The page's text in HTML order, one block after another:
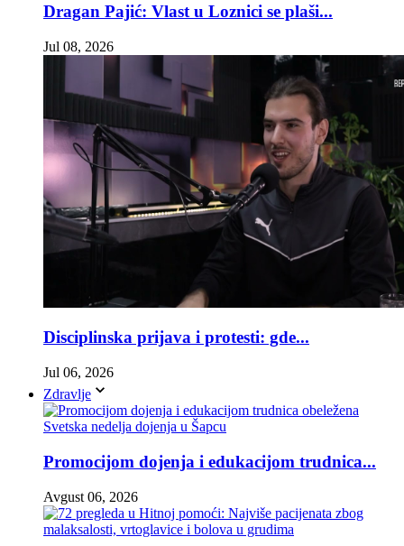
Dragan Pajić: Vlast u Loznici se plaši...
Jul 08, 2026
Disciplinska prijava i protesti: gde...
Jul 06, 2026
Zdravlje
Promocijom dojenja i edukacijom trudnica...
Avgust 06, 2026